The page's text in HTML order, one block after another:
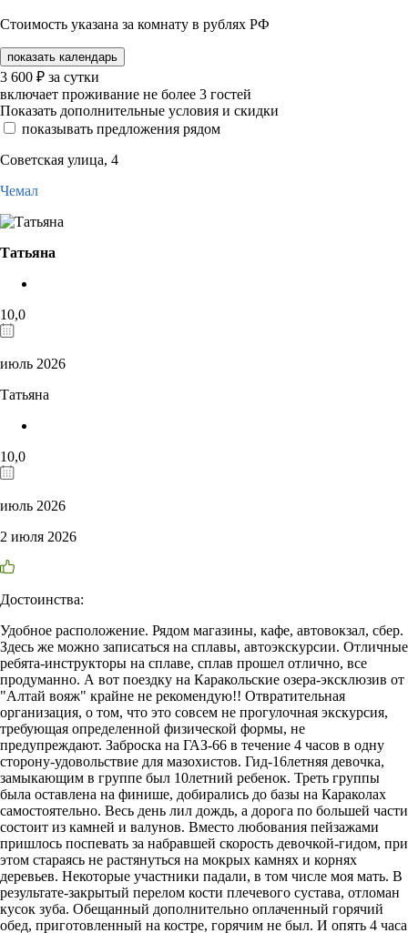
Стоимость указана за комнату в рублях РФ
показать календарь
3 600 ₽ за сутки
включает проживание не более 3 гостей
Показать дополнительные условия и скидки
показывать предложения рядом
Советская улица, 4
Чемал
Татьяна
10,0
июль 2026
Татьяна
10,0
июль 2026
2 июля 2026
Достоинства:
Удобное расположение. Рядом магазины, кафе, автовокзал, сбер.
Здесь же можно записаться на сплавы, автоэкскурсии. Отличные
ребята-инструкторы на сплаве, сплав прошел отлично, все
продуманно. А вот поездку на Каракольские озера-эксклюзив от
"Алтай вояж" крайне не рекомендую!! Отвратительная
организация, о том, что это совсем не прогулочная экскурсия,
требующая определенной физической формы, не
предупреждают. Заброска на ГАЗ-66 в течение 4 часов в одну
сторону-удовольствие для мазохистов. Гид-16летняя девочка,
замыкающим в группе был 10летний ребенок. Треть группы
была оставлена на финише, добирались до базы на Караколах
самостоятельно. Весь день лил дождь, а дорога по большей части
состоит из камней и валунов. Вместо любования пейзажами
пришлось поспевать за набравшей скорость девочкой-гидом, при
этом стараясь не растянуться на мокрых камнях и корнях
деревьев. Некоторые участники падали, в том числе моя мать. В
результате-закрытый перелом кости плечевого сустава, отломан
кусок зуба. Обещанный дополнительно оплаченный горячий
обед, приготовленный на костре, горячим не был. И опять 4 часа